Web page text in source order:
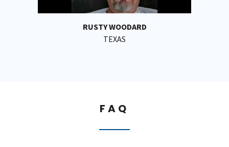
RUSTY WOODARD
TEXAS
FAQ